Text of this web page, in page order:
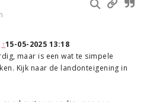
↑15-05-2025 13:18
maar is een wat te simpele
Kijk naar de landonteigening in